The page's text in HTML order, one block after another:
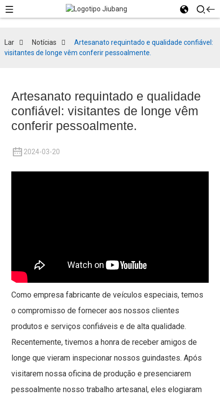
Lar Notícias
Artesanato requintado e qualidade confiável:
visitantes de longe vêm conferir pessoalmente.
Artesanato requintado e qualidade
confiável: visitantes de longe vêm
conferir pessoalmente.
2024-03-20
Como empresa fabricante de veículos especiais, temos
o compromisso de fornecer aos nossos clientes
produtos e serviços confiáveis ​​e de alta qualidade.
Recentemente, tivemos a honra de receber amigos de
longe que vieram inspecionar nossos guindastes. Após
visitarem nossa oficina de produção e presenciarem
pessoalmente nosso trabalho artesanal, eles elogiaram